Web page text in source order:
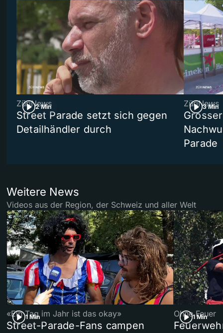
2 Min
ZüriNews
Street Parade setzt sich gegen
Detailhändler durch
3 Min
ZüriNews
Parade
Weitere News
Videos aus der Region, der Schweiz und aller Welt
1 Min
«Ein Tag im Jahr ist das okay»
Street-Parade-Fans campen
1 Min
Ohne Feuer